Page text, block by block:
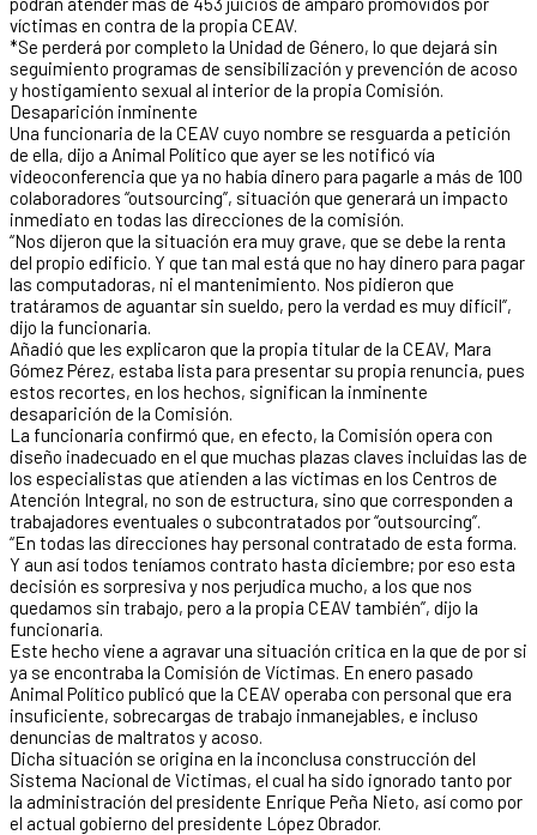
víctimas en contra de la propia CEAV.
*Se perderá por completo la Unidad de Género, lo que dejará sin
seguimiento programas de sensibilización y prevención de acoso
y hostigamiento sexual al interior de la propia Comisión.
Desaparición inminente
Una funcionaria de la CEAV cuyo nombre se resguarda a petición
de ella, dijo a Animal Político que ayer se les notificó vía
videoconferencia que ya no había dinero para pagarle a más de 100
colaboradores “outsourcing”, situación que generará un impacto
inmediato en todas las direcciones de la comisión.
“Nos dijeron que la situación era muy grave, que se debe la renta
del propio edificio. Y que tan mal está que no hay dinero para pagar
las computadoras, ni el mantenimiento. Nos pidieron que
tratáramos de aguantar sin sueldo, pero la verdad es muy difícil”,
dijo la funcionaria.
Añadió que les explicaron que la propia titular de la CEAV, Mara
Gómez Pérez, estaba lista para presentar su propia renuncia, pues
estos recortes, en los hechos, significan la inminente
desaparición de la Comisión.
La funcionaria confirmó que, en efecto, la Comisión opera con
diseño inadecuado en el que muchas plazas claves incluidas las de
los especialistas que atienden a las víctimas en los Centros de
Atención Integral, no son de estructura, sino que corresponden a
trabajadores eventuales o subcontratados por “outsourcing”.
“En todas las direcciones hay personal contratado de esta forma.
Y aun así todos teníamos contrato hasta diciembre; por eso esta
decisión es sorpresiva y nos perjudica mucho, a los que nos
quedamos sin trabajo, pero a la propia CEAV también”, dijo la
funcionaria.
Este hecho viene a agravar una situación critica en la que de por si
ya se encontraba la Comisión de Víctimas. En enero pasado
Animal Político publicó que la CEAV operaba con personal que era
insuficiente, sobrecargas de trabajo inmanejables, e incluso
denuncias de maltratos y acoso.
Dicha situación se origina en la inconclusa construcción del
Sistema Nacional de Victimas, el cual ha sido ignorado tanto por
la administración del presidente Enrique Peña Nieto, así como por
el actual gobierno del presidente López Obrador.